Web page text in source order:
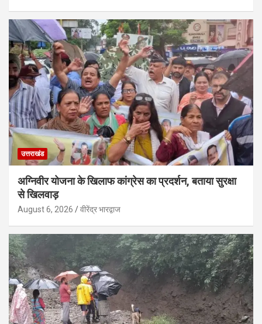
उत्तराखंड
अग्निवीर योजना के खिलाफ कांग्रेस का प्रदर्शन, बताया सुरक्षा
से खिलवाड़
August 6, 2026 वीरेंद्र भारद्वाज